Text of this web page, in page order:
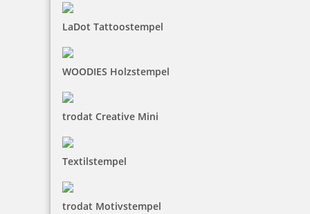
LaDot Tattoostempel
WOODIES Holzstempel
trodat Creative Mini
Textilstempel
trodat Motivstempel
33,70 €
Jetzt gestalten